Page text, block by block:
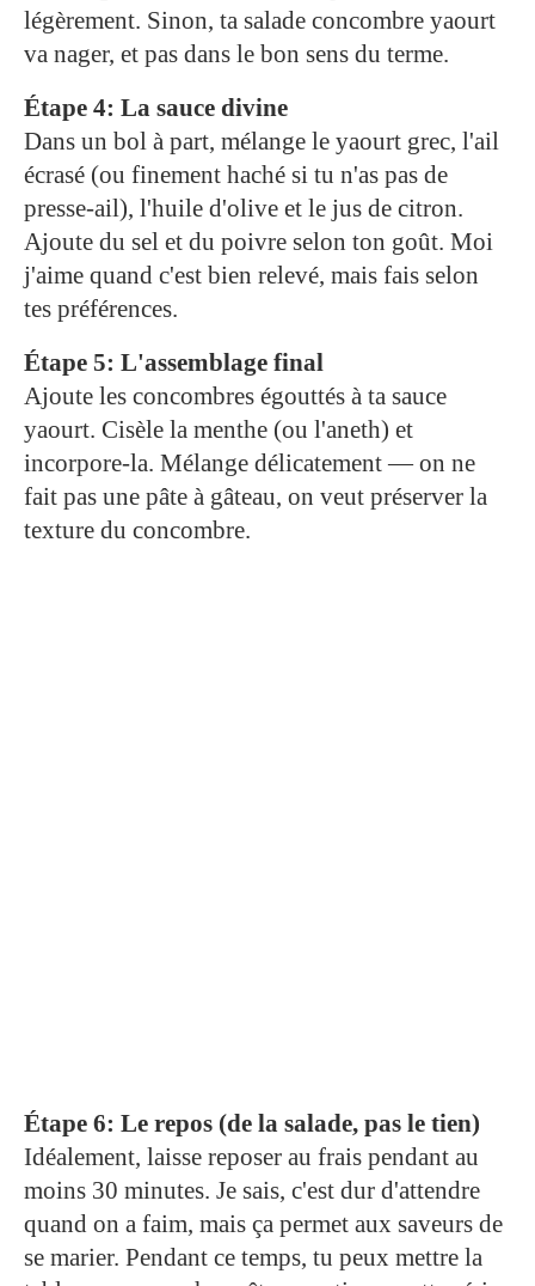
légèrement. Sinon, ta salade concombre yaourt
va nager, et pas dans le bon sens du terme.
Étape 4: La sauce divine
Dans un bol à part, mélange le yaourt grec, l'ail
écrasé (ou finement haché si tu n'as pas de
presse-ail), l'huile d'olive et le jus de citron.
Ajoute du sel et du poivre selon ton goût. Moi
j'aime quand c'est bien relevé, mais fais selon
tes préférences.
Étape 5: L'assemblage final
Ajoute les concombres égouttés à ta sauce
yaourt. Cisèle la menthe (ou l'aneth) et
incorpore-la. Mélange délicatement — on ne
fait pas une pâte à gâteau, on veut préserver la
texture du concombre.
Étape 6: Le repos (de la salade, pas le tien)
Idéalement, laisse reposer au frais pendant au
moins 30 minutes. Je sais, c'est dur d'attendre
quand on a faim, mais ça permet aux saveurs de
se marier. Pendant ce temps, tu peux mettre la